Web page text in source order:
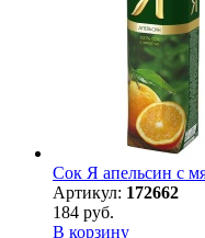
Сок Я апельсин с
Артикул: 172662
184 руб.
В корзину